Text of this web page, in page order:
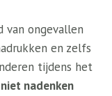
van ongevallen
en zelfs
tijdens het
nadenken